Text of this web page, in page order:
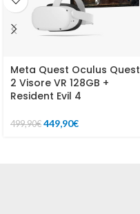
Meta Quest Oculus Quest
2 Visore VR 128GB +
Resident Evil 4
499,90€ 449,90€